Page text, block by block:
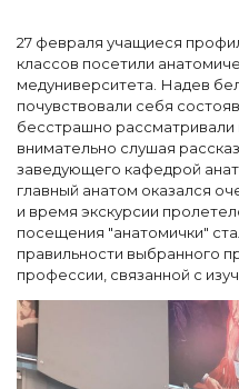
27 февраля учащиеся
классов посетили
медуниверситета. Надев
почувствовали себя
бесстрашно
внимательно слушая
заведующего кафедрой
главный анатом оказался
и время экскурсии
посещения "анатомички"
правильности выбранного
профессии, связанной с